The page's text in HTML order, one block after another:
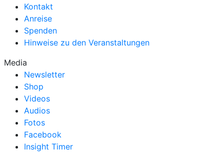
Kontakt
Anreise
Spenden
Hinweise zu den Veranstaltungen
Media
Newsletter
Shop
Videos
Audios
Fotos
Facebook
Insight Timer